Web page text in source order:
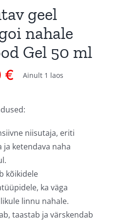
geel
nahale
Gel 50 ml
€ Ainult 1 laos
niisutaja, eriti
ja ketendava naha
kõikidele
ka väga
linnu nahale.
taastab ja värskendab